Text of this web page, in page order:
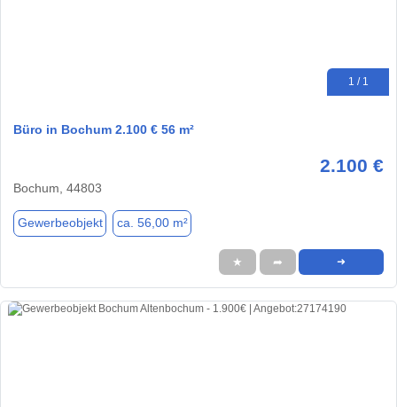
1 / 1
Büro in Bochum 2.100 € 56 m²
2.100 €
Bochum, 44803
Gewerbeobjekt ca. 56,00 m²
★ ➦ ➜